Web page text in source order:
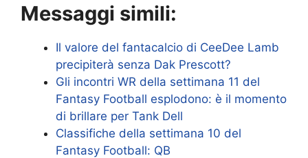
Messaggi simili:
Il valore del fantacalcio di CeeDee Lamb
precipiterà senza Dak Prescott?
Gli incontri WR della settimana 11 del
Fantasy Football esplodono: è il momento
di brillare per Tank Dell
Classifiche della settimana 10 del
Fantasy Football: QB